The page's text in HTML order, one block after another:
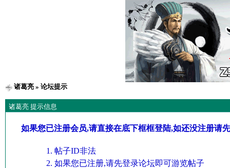
诸葛亮» 论坛提示
诸葛亮 提示信息
如果您已注册会员,请直接在底下框框登陆,如还没注册请
帖子ID非法
如果您已注册,请先登录论坛即可游览帖子